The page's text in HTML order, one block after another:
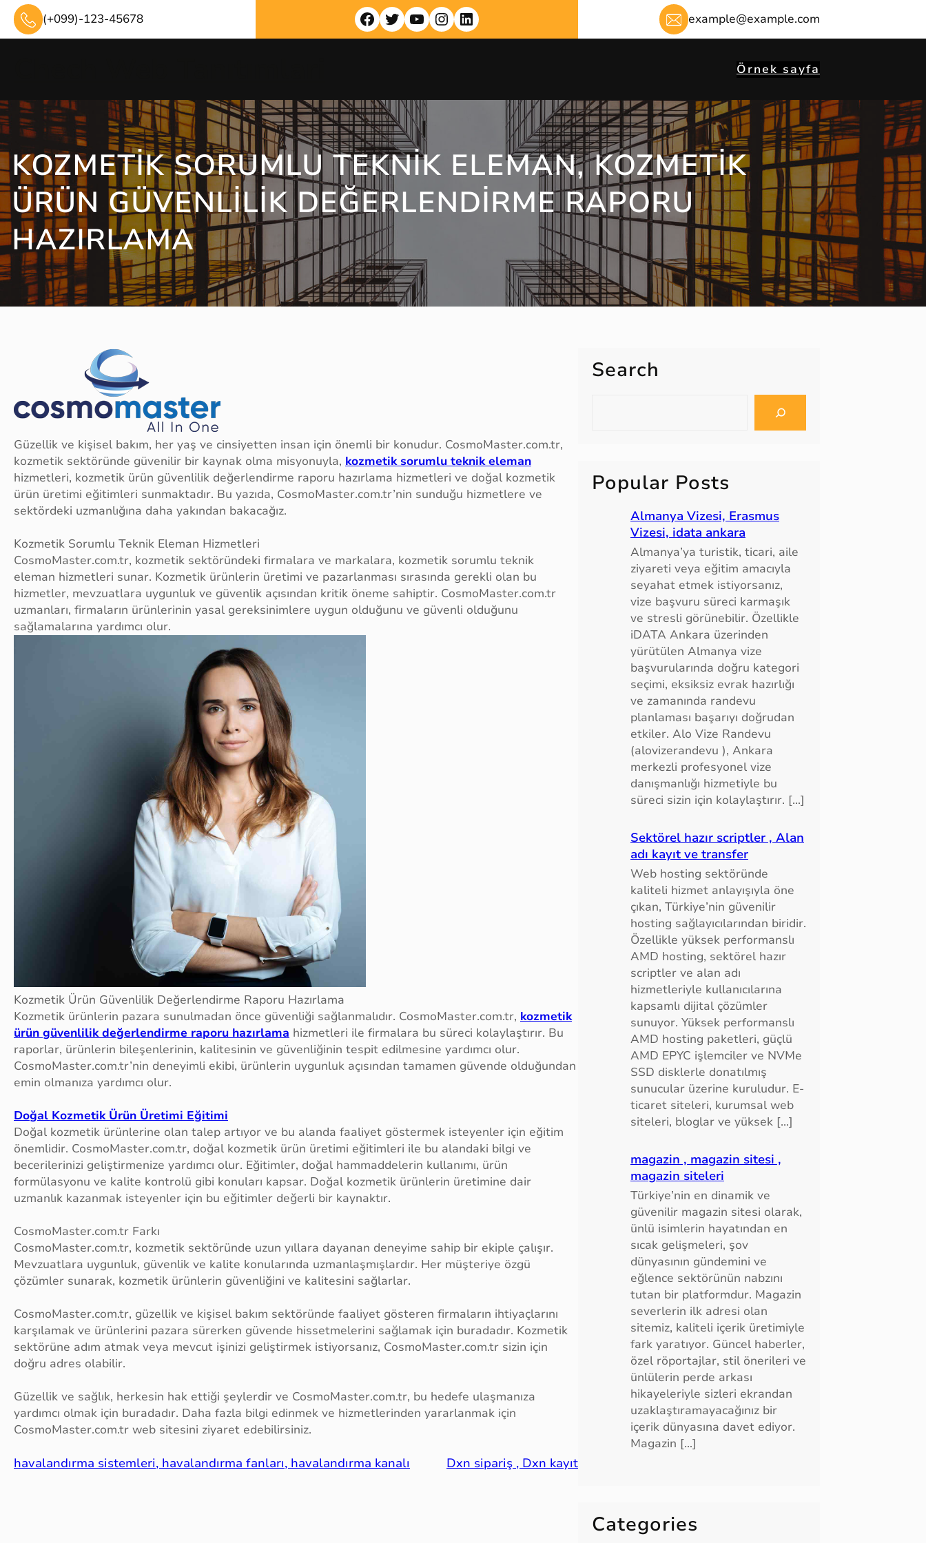
İçeriğe
geç
(+099)-123-45678 Facebook Twitter YouTube Instagram LinkedIn example@example.com
Örnek sayfa
KOZMETIK SORUMLU TEKNIK ELEMAN, KOZMETIK
ÜRÜN GÜVENLILIK DEĞERLENDIRME RAPORU
HAZIRLAMA
Güzellik ve kişisel bakım, her yaş ve cinsiyetten insan için önemli bir konudur. CosmoMaster.com.tr,
kozmetik sektöründe güvenilir bir kaynak olma misyonuyla, kozmetik sorumlu teknik eleman
hizmetleri, kozmetik ürün güvenlilik değerlendirme raporu hazırlama hizmetleri ve doğal kozmetik
ürün üretimi eğitimleri sunmaktadır. Bu yazıda, CosmoMaster.com.tr’nin sunduğu hizmetlere ve
sektördeki uzmanlığına daha yakından bakacağız.
Kozmetik Sorumlu Teknik Eleman Hizmetleri
CosmoMaster.com.tr, kozmetik sektöründeki firmalara ve markalara, kozmetik sorumlu teknik
eleman hizmetleri sunar. Kozmetik ürünlerin üretimi ve pazarlanması sırasında gerekli olan bu
hizmetler, mevzuatlara uygunluk ve güvenlik açısından kritik öneme sahiptir. CosmoMaster.com.tr
uzmanları, firmaların ürünlerinin yasal gereksinimlere uygun olduğunu ve güvenli olduğunu
sağlamalarına yardımcı olur.
Kozmetik Ürün Güvenlilik Değerlendirme Raporu Hazırlama
Kozmetik ürünlerin pazara sunulmadan önce güvenliği sağlanmalıdır. CosmoMaster.com.tr, kozmetik
ürün güvenlilik değerlendirme raporu hazırlama hizmetleri ile firmalara bu süreci kolaylaştırır. Bu
raporlar, ürünlerin bileşenlerinin, kalitesinin ve güvenliğinin tespit edilmesine yardımcı olur.
CosmoMaster.com.tr’nin deneyimli ekibi, ürünlerin uygunluk açısından tamamen güvende olduğundan
emin olmanıza yardımcı olur.
Doğal Kozmetik Ürün Üretimi Eğitimi
Doğal kozmetik ürünlerine olan talep artıyor ve bu alanda faaliyet göstermek isteyenler için eğitim
önemlidir. CosmoMaster.com.tr, doğal kozmetik ürün üretimi eğitimleri ile bu alandaki bilgi ve
becerilerinizi geliştirmenize yardımcı olur. Eğitimler, doğal hammaddelerin kullanımı, ürün
formülasyonu ve kalite kontrolü gibi konuları kapsar. Doğal kozmetik ürünlerin üretimine dair
uzmanlık kazanmak isteyenler için bu eğitimler değerli bir kaynaktır.
CosmoMaster.com.tr Farkı
CosmoMaster.com.tr, kozmetik sektöründe uzun yıllara dayanan deneyime sahip bir ekiple çalışır.
Mevzuatlara uygunluk, güvenlik ve kalite konularında uzmanlaşmışlardır. Her müşteriye özgü
çözümler sunarak, kozmetik ürünlerin güvenliğini ve kalitesini sağlarlar.
CosmoMaster.com.tr, güzellik ve kişisel bakım sektöründe faaliyet gösteren firmaların ihtiyaçlarını
karşılamak ve ürünlerini pazara sürerken güvende hissetmelerini sağlamak için buradadır. Kozmetik
sektörüne adım atmak veya mevcut işinizi geliştirmek istiyorsanız, CosmoMaster.com.tr sizin için
doğru adres olabilir.
Güzellik ve sağlık, herkesin hak ettiği şeylerdir ve CosmoMaster.com.tr, bu hedefe ulaşmanıza
yardımcı olmak için buradadır. Daha fazla bilgi edinmek ve hizmetlerinden yararlanmak için
CosmoMaster.com.tr web sitesini ziyaret edebilirsiniz.
havalandırma sistemleri, havalandırma fanları, havalandırma kanalı Dxn sipariş , Dxn kayıt
Search
h
Popular Posts
Almanya Vizesi, Erasmus
Vizesi, idata ankara
Almanya’ya turistik, ticari, aile
ziyareti veya eğitim amacıyla
seyahat etmek istiyorsanız,
vize başvuru süreci karmaşık
ve stresli görünebilir. Özellikle
iDATA Ankara üzerinden
yürütülen Almanya vize
başvurularında doğru kategori
seçimi, eksiksiz evrak hazırlığı
ve zamanında randevu
planlaması başarıyı doğrudan
etkiler. Alo Vize Randevu
(alovizerandevu ), Ankara
merkezli profesyonel vize
danışmanlığı hizmetiyle bu
süreci sizin için kolaylaştırır. […]
Sektörel hazır scriptler , Alan
adı kayıt ve transfer
Web hosting sektöründe
kaliteli hizmet anlayışıyla öne
çıkan, Türkiye’nin güvenilir
hosting sağlayıcılarından biridir.
Özellikle yüksek performanslı
AMD hosting, sektörel hazır
scriptler ve alan adı
hizmetleriyle kullanıcılarına
kapsamlı dijital çözümler
sunuyor. Yüksek performanslı
AMD hosting paketleri, güçlü
AMD EPYC işlemciler ve NVMe
SSD disklerle donatılmış
sunucular üzerine kuruludur. E-
ticaret siteleri, kurumsal web
siteleri, bloglar ve yüksek […]
magazin , magazin sitesi ,
magazin siteleri
Türkiye’nin en dinamik ve
güvenilir magazin sitesi olarak,
ünlü isimlerin hayatından en
sıcak gelişmeleri, şov
dünyasının gündemini ve
eğlence sektörünün nabzını
tutan bir platformdur. Magazin
severlerin ilk adresi olan
sitemiz, kaliteli içerik üretimiyle
fark yaratıyor. Güncel haberler,
özel röportajlar, stil önerileri ve
ünlülerin perde arkası
hikayeleriyle sizleri ekrandan
uzaklaştıramayacağınız bir
içerik dünyasına davet ediyor.
Magazin […]
Categories